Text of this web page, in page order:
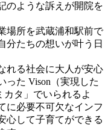
のような訴えが開院を
場所を武蔵浦和駅前で
分たちの想いが叶う日
れる社会に大人が安心
った Vison（実現した
カタ」でいられるよ
に必要不可欠なインフ
心して子育てができる